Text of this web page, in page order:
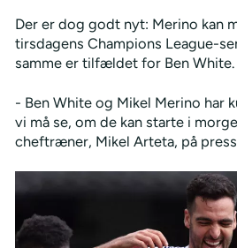
Der er dog godt nyt: Merino kan
tirsdagens Champions League-
samme er tilfældet for Ben White.
- Ben White og Mikel Merino har
vi må se, om de kan starte i
cheftræner, Mikel Arteta, på